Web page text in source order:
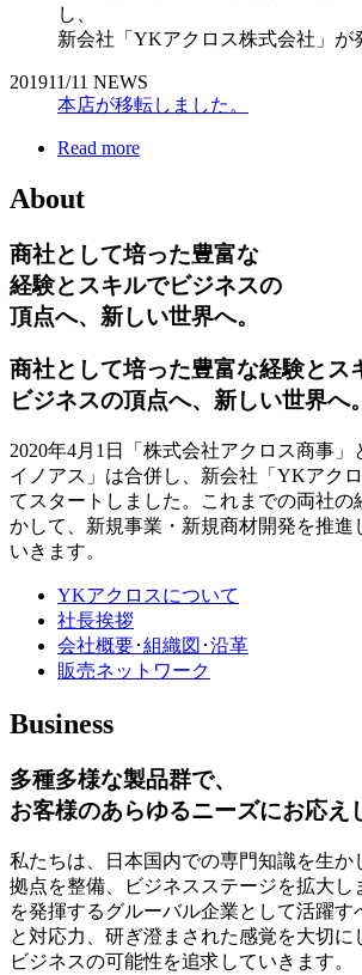
し、
新会社「YKアクロス株式会社」が
201911/11 NEWS
本店が移転しました。
Read more
About
商社として培った豊富な
経験とスキルでビジネスの
頂点へ、新しい世界へ。
商社として培った豊富な経験とス
ビジネスの頂点へ、新しい世界へ。
2020年4月1日「株式会社アクロス商事
イノアス」は合併し、新会社「YKアク
てスタートしました。これまでの両社の
かして、新規事業・新規商材開発を推進
いきます。
YKアクロスについて
社長挨拶
会社概要･組織図･沿革
販売ネットワーク
Business
多種多様な製品群で、
お客様のあらゆるニーズにお応え
私たちは、日本国内での専門知識を生か
拠点を整備、ビジネスステージを拡大し
を発揮するグルーバル企業として活躍す
と対応力、研ぎ澄まされた感覚を大切に
ビジネスの可能性を追求していきます。